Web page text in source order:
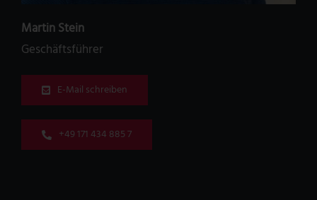
Martin Stein
Geschäftsführer
E-Mail schreiben
+49 171 434 885 7